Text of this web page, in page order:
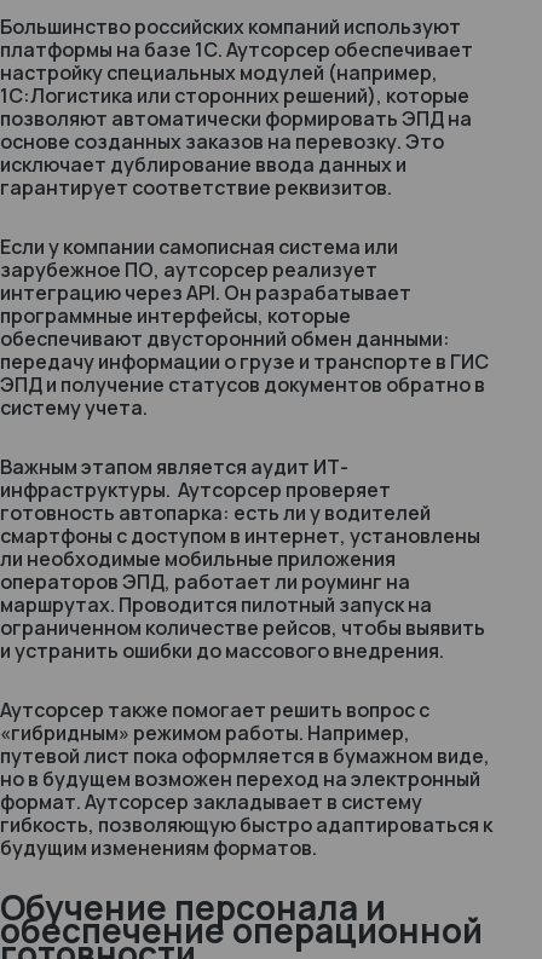
Большинство российских компаний используют
платформы на базе 1С. Аутсорсер обеспечивает
настройку специальных модулей (например,
1С:Логистика или сторонних решений), которые
позволяют автоматически формировать ЭПД на
основе созданных заказов на перевозку. Это
исключает дублирование ввода данных и
гарантирует соответствие реквизитов.
Если у компании самописная система или
зарубежное ПО, аутсорсер реализует
интеграцию через API. Он разрабатывает
программные интерфейсы, которые
обеспечивают двусторонний обмен данными:
передачу информации о грузе и транспорте в ГИС
ЭПД и получение статусов документов обратно в
систему учета.
Важным этапом является аудит ИТ-
инфраструктуры. Аутсорсер проверяет
готовность автопарка: есть ли у водителей
смартфоны с доступом в интернет, установлены
ли необходимые мобильные приложения
операторов ЭПД, работает ли роуминг на
маршрутах. Проводится пилотный запуск на
ограниченном количестве рейсов, чтобы выявить
и устранить ошибки до массового внедрения.
Аутсорсер также помогает решить вопрос с
«гибридным» режимом работы. Например,
путевой лист пока оформляется в бумажном виде,
но в будущем возможен переход на электронный
формат. Аутсорсер закладывает в систему
гибкость, позволяющую быстро адаптироваться к
будущим изменениям форматов.
Обучение персонала и
обеспечение операционной